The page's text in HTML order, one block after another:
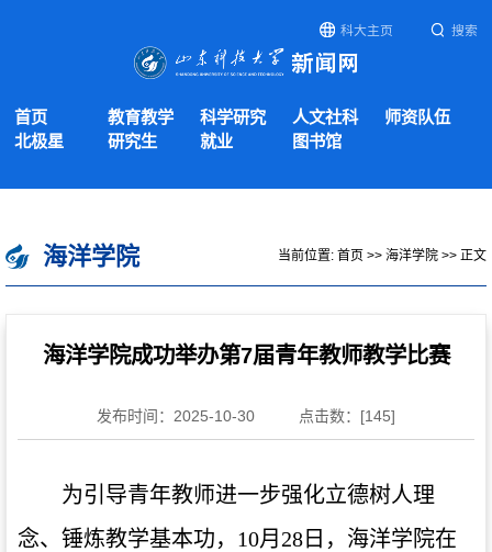
科大主页 搜索
首页 教育教学 科学研究 人文社科
师资队伍
北极星
研究生 就业 图书馆
海洋学院 当前位置: 首页 >> 海洋学院 >> 正文
海洋学院成功举办第7届青年教师教学比赛
发布时间：2025-10-30 点击数：[145]
为引导青年教师进一步强化立德树人理
念、锤炼教学基本功， 10月28日， 海洋学院在